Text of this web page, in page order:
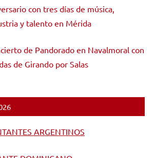
con tres días de música,
y talento en Mérida
de Pandorado en Navalmoral con
de Girando por Salas
ARGENTINOS